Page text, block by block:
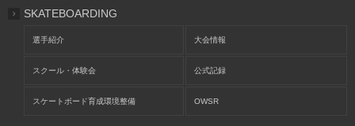
SKATEBOARDING
選手紹介 大会情報
スクール・体験会 公式記録
スケートボード育成環境整備 OWSR